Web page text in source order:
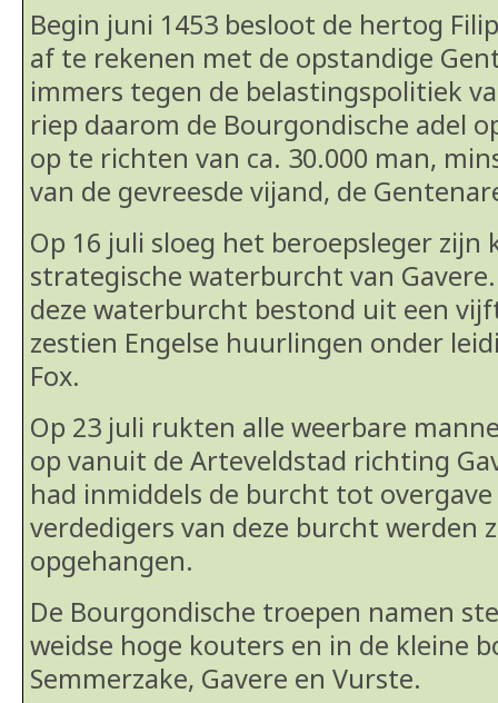
Begin juni 1453 besloot de hertog
af te rekenen met de opstandige
immers tegen de belastingspolitiek
riep daarom de Bourgondische adel
op te richten van ca. 30.000 man,
van de gevreesde vijand, de
Op 16 juli sloeg het beroepsleger zijn
strategische waterburcht van
deze waterburcht bestond uit een
zestien Engelse huurlingen onder
Fox.
Op 23 juli rukten alle weerbare
op vanuit de Arteveldstad richting
had inmiddels de burcht tot
verdedigers van deze burcht werden
opgehangen.
De Bourgondische troepen namen
weidse hoge kouters en in de kleine
Semmerzake, Gavere en Vurste.